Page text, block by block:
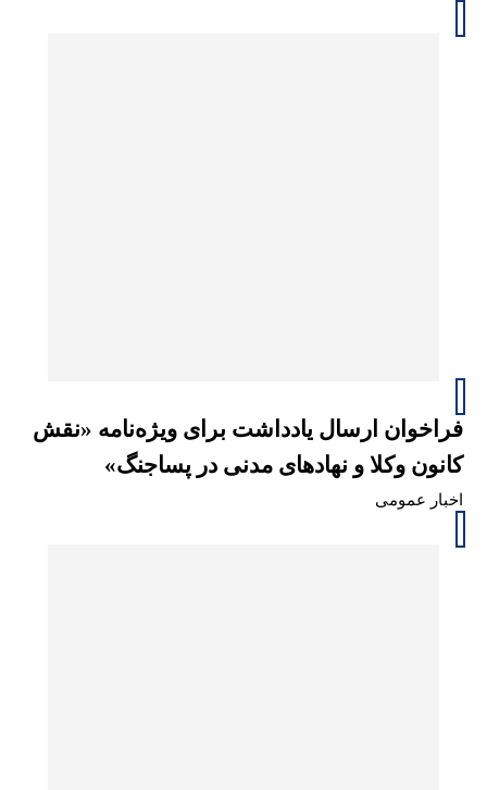
فراخوان ارسال یادداشت برای ویژه‌نامه «نقش
کانون وکلا و نهادهای مدنی در پساجنگ»
اخبار عمومی